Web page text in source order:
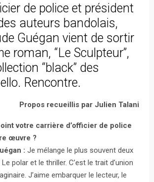
de police et président
auteurs bandolais,
Guégan vient de sortir
roman, “Le Sculpteur”,
“black” des
Rencontre.
Propos recueillis par Julien Talani
votre carrière d’officier de police
œuvre ?
: Je mélange le plus souvent deux
polar et le thriller. C’est le trait d’union
J’aime embarquer le lecteur, le